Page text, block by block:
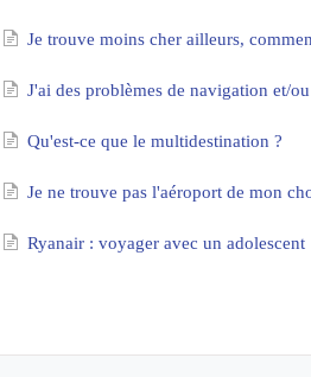
Je trouve moins cher ailleurs,
J'ai des problèmes de navigation et/
Qu'est-ce que le multidestination ?
Je ne trouve pas l'aéroport de mon
Ryanair : voyager avec un adolescent